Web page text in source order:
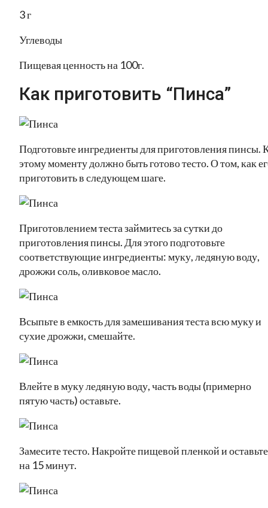
3 г
Углеводы
Пищевая ценность на 100г.
Как приготовить “Пинса”
Подготовьте ингредиенты для приготовления пинсы.
этому моменту должно быть готово тесто. О том, как
приготовить в следующем шаге.
Приготовлением теста займитесь за сутки до
приготовления пинсы. Для этого подготовьте
соответствующие ингредиенты: муку, ледяную воду,
дрожжи соль, оливковое масло.
Всыпьте в емкость для замешивания теста всю муку и
сухие дрожжи, смешайте.
Влейте в муку ледяную воду, часть воды (примерно
пятую часть) оставьте.
Замесите тесто. Накройте пищевой пленкой и оставьте
на 15 минут.